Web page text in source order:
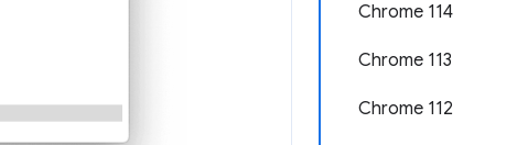
Chrome 114
Chrome 113
Chrome 112